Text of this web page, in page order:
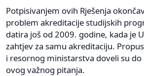
Potpisivanjem ovih Rješenja
problem akreditacije studijskih
datira još od 2009. godine, kada je
zahtjev za samu akreditaciju.
i resornog ministarstva doveli su do
ovog važnog pitanja.